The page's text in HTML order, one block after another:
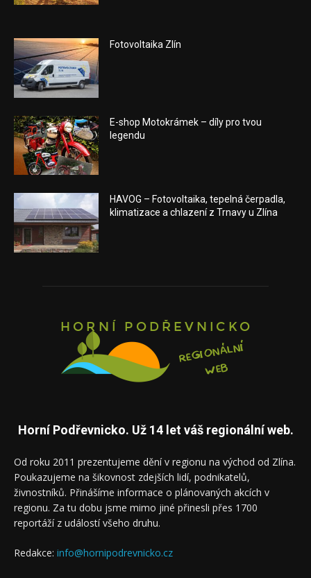
Fotovoltaika Zlín
E-shop Motokrámek – díly pro tvou
legendu
HAVOG – Fotovoltaika, tepelná čerpadla,
klimatizace a chlazení z Trnavy u Zlína
Horní Podřevnicko. Už 14 let váš regionální web.
Od roku 2011 prezentujeme dění v regionu na východ od Zlína.
Poukazujeme na šikovnost zdejších lidí, podnikatelů,
živnostníků. Přinášíme informace o plánovaných akcích v
regionu. Za tu dobu jsme mimo jiné přinesli přes 1700
reportáží z událostí všeho druhu.
Redakce: info@hornipodrevnicko.cz